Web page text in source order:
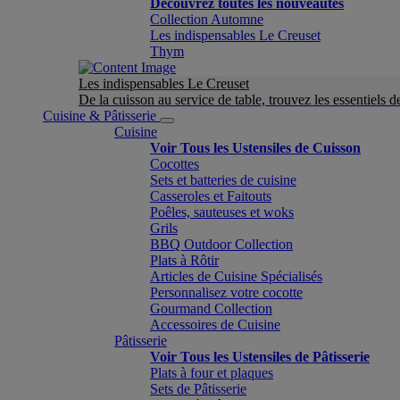
Découvrez toutes les nouveautés
Collection Automne
Les indispensables Le Creuset
Thym
Les indispensables Le Creuset
De la cuisson au service de table, trouvez les essentiels
Cuisine & Pâtisserie
Cuisine
Voir Tous les Ustensiles de Cuisson
Cocottes
Sets et batteries de cuisine
Casseroles et Faitouts
Poêles, sauteuses et woks
Grils
BBQ Outdoor Collection
Plats à Rôtir
Articles de Cuisine Spécialisés
Personnalisez votre cocotte
Gourmand Collection
Accessoires de Cuisine
Pâtisserie
Voir Tous les Ustensiles de Pâtisserie
Plats à four et plaques
Sets de Pâtisserie